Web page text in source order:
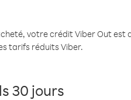
votre crédit Viber Out est
tarifs réduits Viber.
30 jours